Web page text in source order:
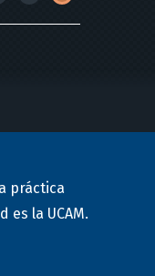
práctica
la UCAM.